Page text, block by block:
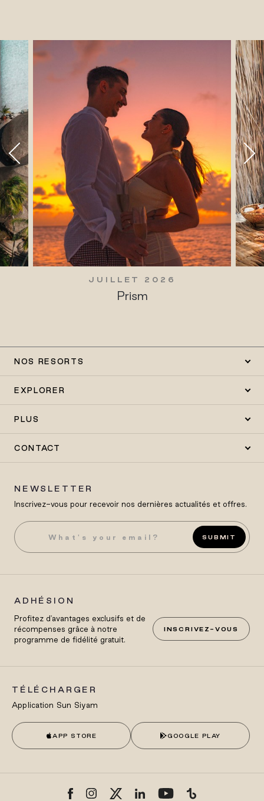
JUILLET 2026
Prism
NOS RESORTS
EXPLORER
PLUS
CONTACT
NEWSLETTER
Inscrivez-vous pour recevoir nos dernières actualités et offres.
SUBMIT
ADHÉSION
Profitez d'avantages exclusifs et de
récompenses grâce à notre
programme de fidélité gratuit.
INSCRIVEZ-VOUS
TÉLÉCHARGER
Application Sun Siyam
APP STORE GOOGLE PLAY